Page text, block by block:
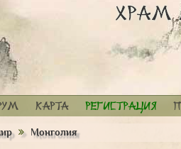
Карта Регистрация
Монголия